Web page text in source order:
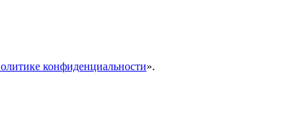
конфиденциальности».